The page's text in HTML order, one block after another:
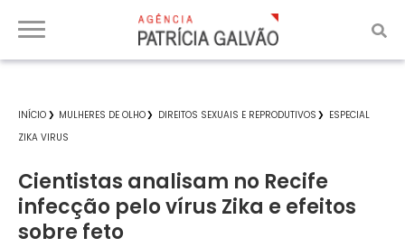
INÍCIO MULHERES DE OLHO DIREITOS SEXUAIS E REPRODUTIVOS
ESPECIAL
ZIKA VIRUS
Cientistas analisam no Recife
infecção pelo vírus Zika e efeitos
sobre feto